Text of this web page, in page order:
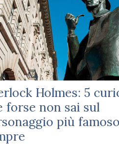
Holmes: 5
forse non sai sul
più